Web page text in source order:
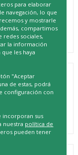
PLATA
para elaborar
navegación, lo que
y mostrarle
compartimos
sociales,
la información
les haya
"Aceptar
de estas, podrá
configuración con
incorporan sus
nuestra política de
pueden tener